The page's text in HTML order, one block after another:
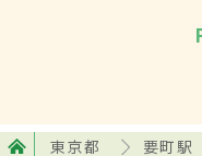
東京都 要町駅